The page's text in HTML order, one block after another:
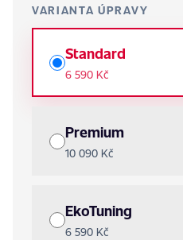
VARIANTA ÚPRAVY
Standard
6 590 Kč
Premium
10 090 Kč
EkoTuning
6 590 Kč